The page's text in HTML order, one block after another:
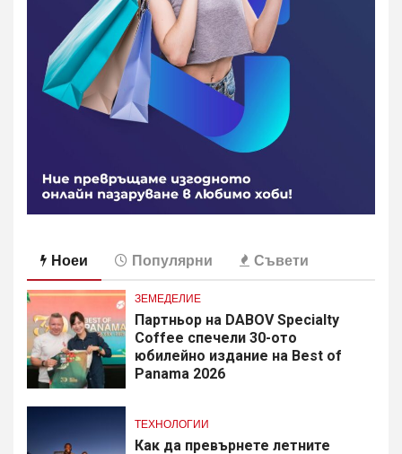
Ноеи Популярни Съвети
ЗЕМЕДЕЛИЕ
Партньор на DABOV Specialty
Coffee спечели 30-ото
юбилейно издание на Best of
Panama 2026
ТЕХНОЛОГИИ
Как да превърнете летните